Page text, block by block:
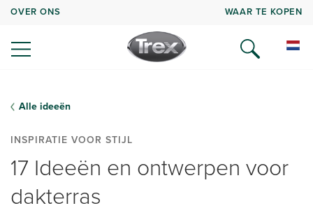
OVER ONS WAAR TE KOPEN
Alle ideeën
INSPIRATIE VOOR STIJL
17 Ideeën en ontwerpen voor
dakterras